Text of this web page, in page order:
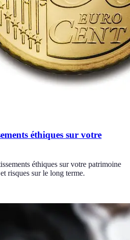
éthiques sur votre
éthiques sur votre patrimoine
risques sur le long terme.